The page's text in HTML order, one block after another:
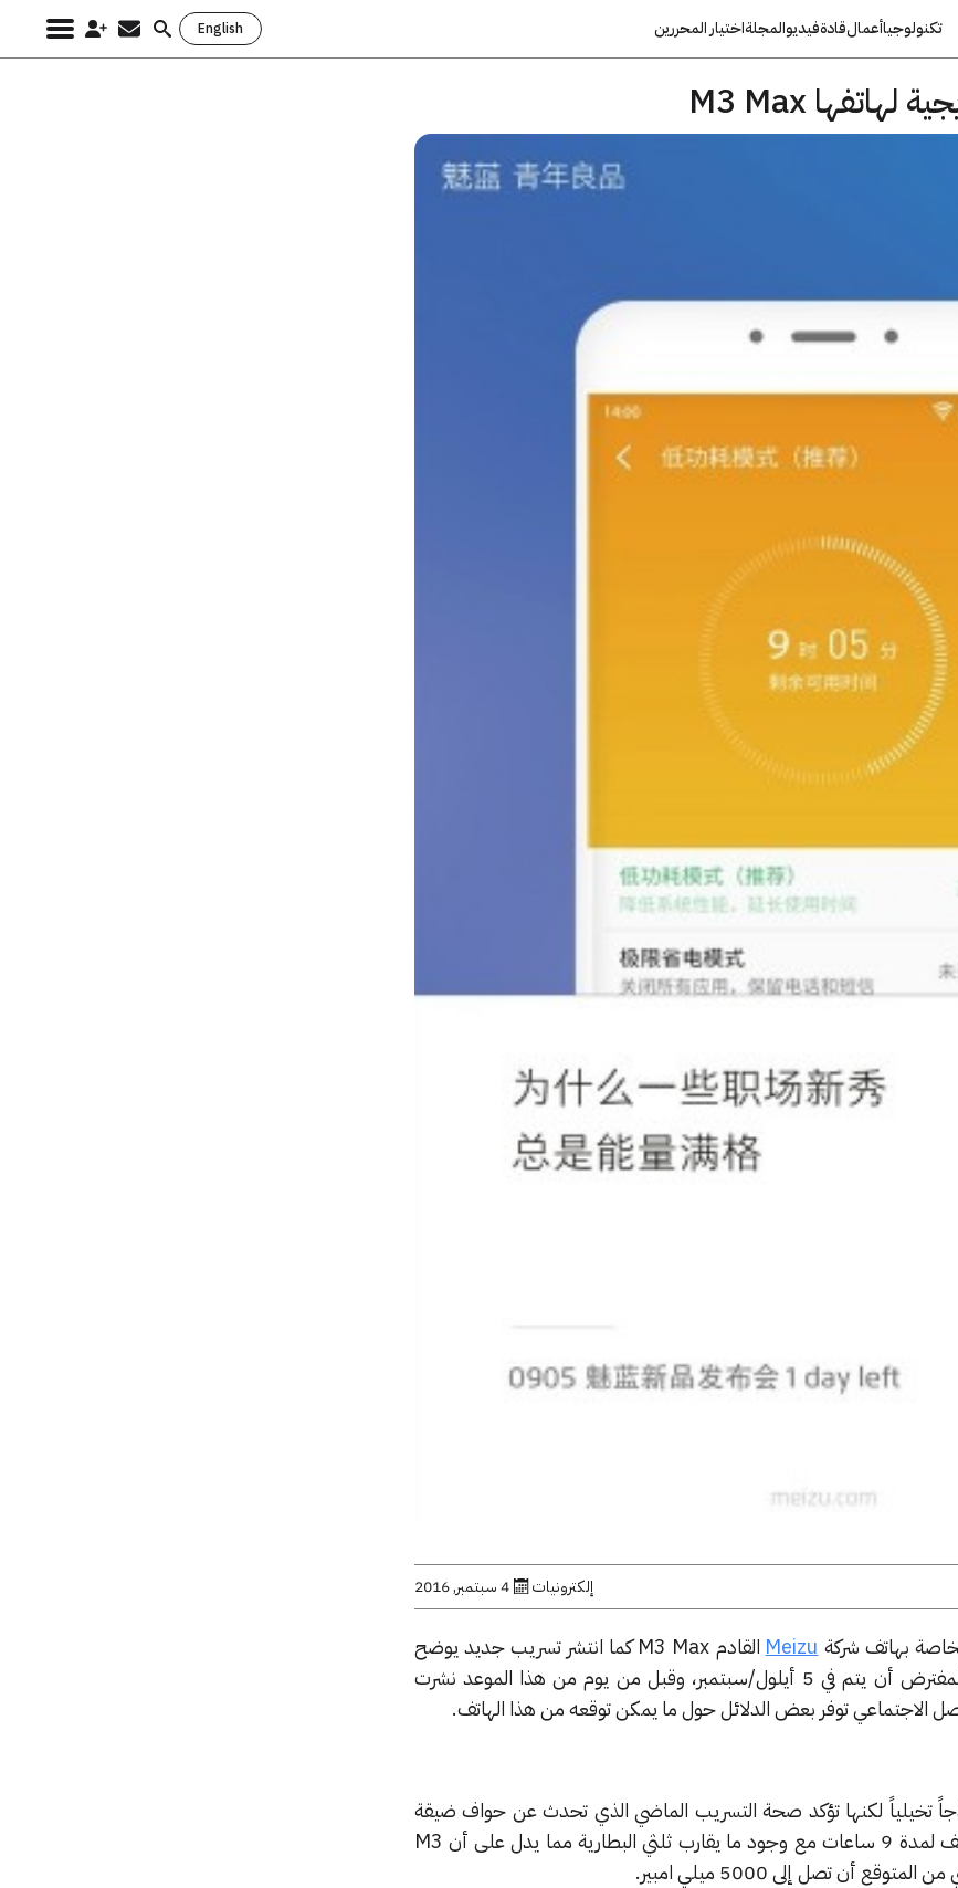
تكنولوجياأعمالقادةفيديوالمجلةاختيار المحررين English
Search
إلكترونيات 4 سبتمبر, 2016
بهاتف شركة Meizu
القادم M3 Max كما انتشر تسريب جديد يوضح
موعد إطلاق هذا الهاتف والذي من المفترض أن يتم في 5 أيلول/سبتمبر، وقبل من يوم من هذا الموعد نشرت
الاجتماعي توفر بعض الدلائل حول ما يمكن توقعه من هذا الهاتف.
تخيلياً لكنها تؤكد صحة التسريب الماضي الذي تحدث عن حواف ضيقة
وتوضح أيضاً أنه يمكن استخدام الهاتف لمدة 9 ساعات مع وجود ما يقارب ثلثي البطارية مما يدل على أن M3